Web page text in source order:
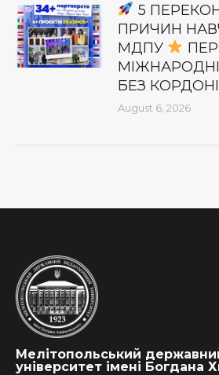
5
ПРИЧИН
МДПУ
БЕЗ
August 6, 2026
Мелітопольський
університет імені Богдана